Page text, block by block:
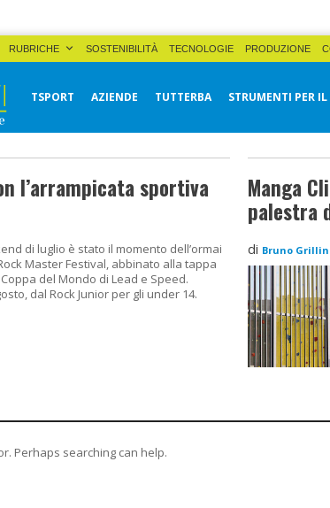
RUBRICHE SOSTENIBILITÀ TECNOLOGIE PRODUZIONE
TSPORT AZIENDE TUTTERBA STRUMENTI PER
l’arrampicata sportiva
di luglio è stato il momento dell’ormai
Master Festival, abbinato alla tappa
del Mondo di Lead e Speed.
dal Rock Junior per gli under 14.
Manga
palestra
di Bruno
Perhaps searching can help.